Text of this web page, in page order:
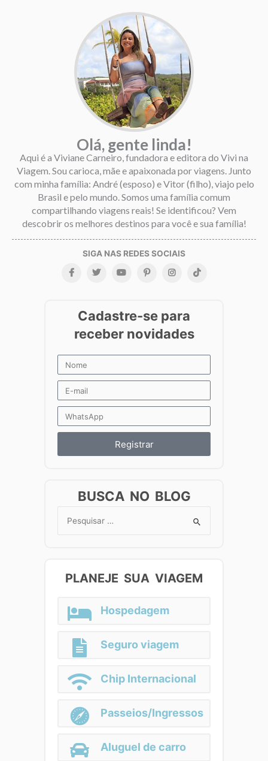
Olá, gente linda!
Aqui é a Viviane Carneiro, fundadora e editora do Vivi na
Viagem. Sou carioca, mãe e apaixonada por viagens. Junto
com minha família: André (esposo) e Vitor (filho), viajo pelo
Brasil e pelo mundo. Somos uma família comum
compartilhando viagens reais! Se identificou? Vem
descobrir os melhores destinos para você e sua família!
Registrar
BUSCA NO BLOG
Search
PLANEJE SUA VIAGEM
Hospedagem
Seguro viagem
Chip Internacional
Passeios/Ingressos
Aluguel de carro